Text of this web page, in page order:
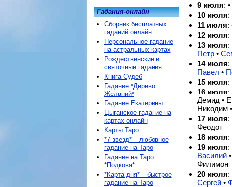
9 июля: •
10 июля:
11 июля:
12 июля:
13 июля:
Петр•
14 июля:
Павел •
15 июля:
16 июля:
Демид •
Никодим •
17 июля:
Феодот
18 июля:
19 июля:
Василий•
Филимон
20 июля:
Сергей•
Гадания-онлайн
Сборник бесплатных
гаданий онлайн
Персональное гадание
на астральных картах
Рождественские и
святочные гадания
Книга Судеб
Гадание *Дерево
Желаний*
Гадание Екатерины
Цыганское гадание на
картах онлайн
Карты Таро
*7 звезд* – любовное
гадание на Таро
Гадание на Таро
*Подкова*
*Карта дня* – быстрое
гадание на Таро